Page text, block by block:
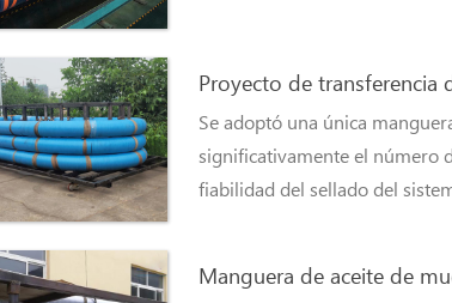
Proyecto de transferencia
Se adoptó una única
significativamente el número
fiabilidad del sellado del
Manguera de aceite de